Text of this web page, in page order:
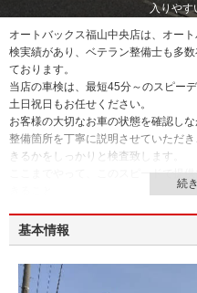
入りやす
オートバックス福山中央店は、オー
検実績があり、ベテラン整備士も多
ております。
当店の車検は、最短45分～のスピー
土日祝日もお任せください。
お客様の大切なお車の状態を確認し
整備箇所を丁寧に説明させていただ
きるかをしっかりと検査致します。
ここまでやって、このスピードで提
せください！
基本情報